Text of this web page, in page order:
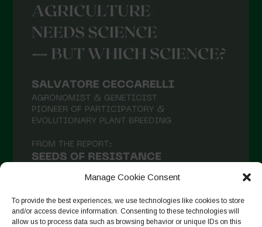
Manage Cookie Consent
To provide the best experiences, we use technologies like cookies to store
and/or access device information. Consenting to these technologies will
allow us to process data such as browsing behavior or unique IDs on this
Settembre 2021
Agosto 2021
Luglio 2021
Aprile 2021
Febbraio 2021
Novembre 2020